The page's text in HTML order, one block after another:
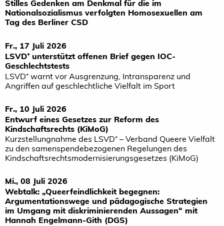
Stilles Gedenken am Denkmal für die im
Nationalsozialismus verfolgten Homosexuellen am
Tag des Berliner CSD
Fr., 17 Juli 2026
LSVD⁺ unterstützt offenen Brief gegen IOC-
Geschlechtstests
LSVD⁺ warnt vor Ausgrenzung, Intransparenz und
Angriffen auf geschlechtliche Vielfalt im Sport
Fr., 10 Juli 2026
Entwurf eines Gesetzes zur Reform des
Kindschaftsrechts (KiMoG)
Kurzstellungnahme des LSVD⁺ – Verband Queere Vielfalt
zu den samenspendebezogenen Regelungen des
Kindschaftsrechtsmodernisierungsgesetzes (KiMoG)
Mi., 08 Juli 2026
Webtalk: „Queerfeindlichkeit begegnen:
Argumentationswege und pädagogische Strategien
im Umgang mit diskriminierenden Aussagen“ mit
Hannah Engelmann-Gith (DGS)